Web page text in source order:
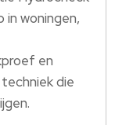
in woningen,
en
die